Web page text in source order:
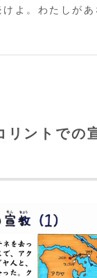
けよ。わたしが
ントでの